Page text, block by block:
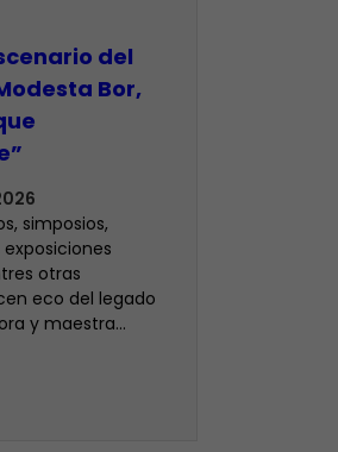
del
Bor,
simposios,
otras
eco del legado
y maestra…